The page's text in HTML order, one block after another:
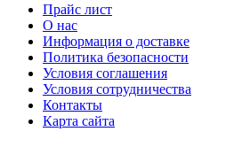
Прайс лист
О нас
Информация о доставке
Политика безопасности
Условия соглашения
Условия сотрудничества
Контакты
Карта сайта